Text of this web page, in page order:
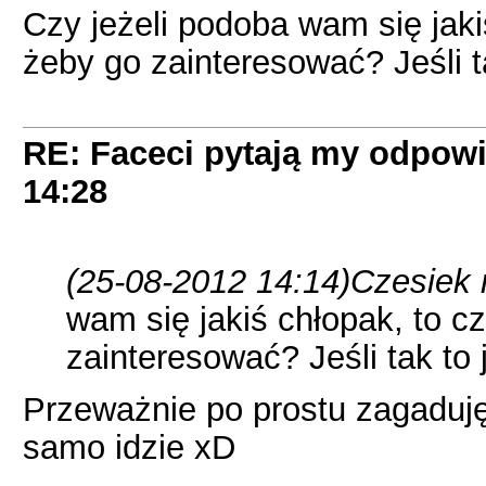
Czy jeżeli podoba wam się
żeby go zainteresować? Jeśli
RE: Faceci pytają my
14:28
(25-08-2012 14:14)Czesiek
wam się jakiś chłopak, to
zainteresować? Jeśli tak to
Przeważnie po prostu
samo idzie xD